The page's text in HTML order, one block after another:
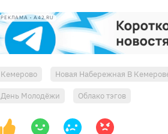
РЕКЛАМА • A42.RU
Кемерово Новая Набережная В
День Молодёжи Облако тэгов